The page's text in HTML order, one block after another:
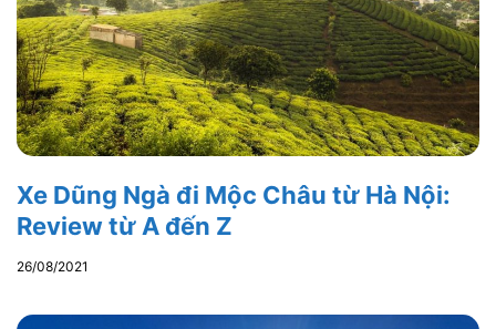
Xe Dũng Ngà đi Mộc Châu từ Hà Nội:
Review từ A đến Z
26/08/2021